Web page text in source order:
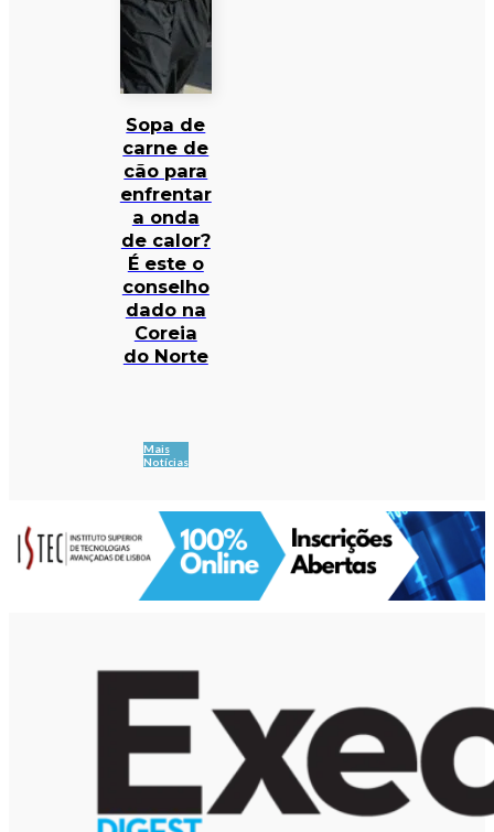
Sopa de
carne de
cão para
enfrentar
a onda
de calor?
É este o
conselho
dado na
Coreia
do Norte
Mais
Notícias